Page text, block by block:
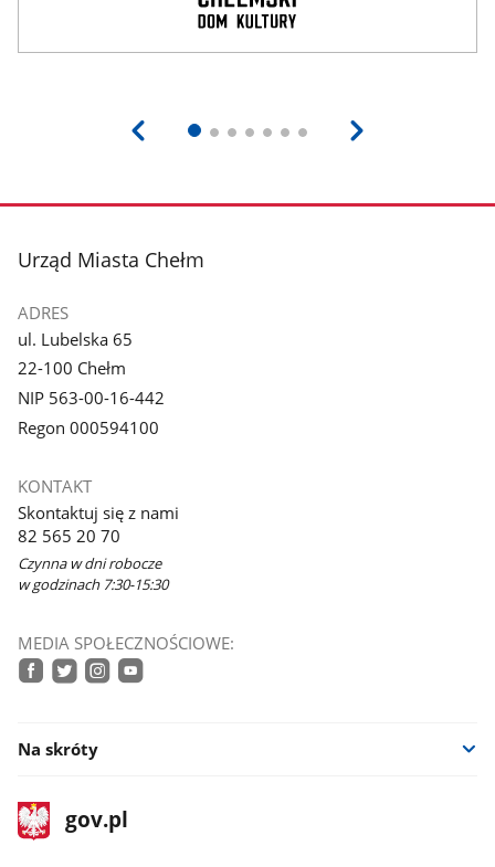
stopka
Urząd Miasta Chełm
ADRES
ul. Lubelska 65
22-100 Chełm
NIP 563-00-16-442
Regon 000594100
KONTAKT
Skontaktuj się z nami
82 565 20 70
Czynna w dni robocze
w godzinach 7:30-15:30
MEDIA SPOŁECZNOŚCIOWE:
Na skróty
stopka
gov.plStrona
gov.pl